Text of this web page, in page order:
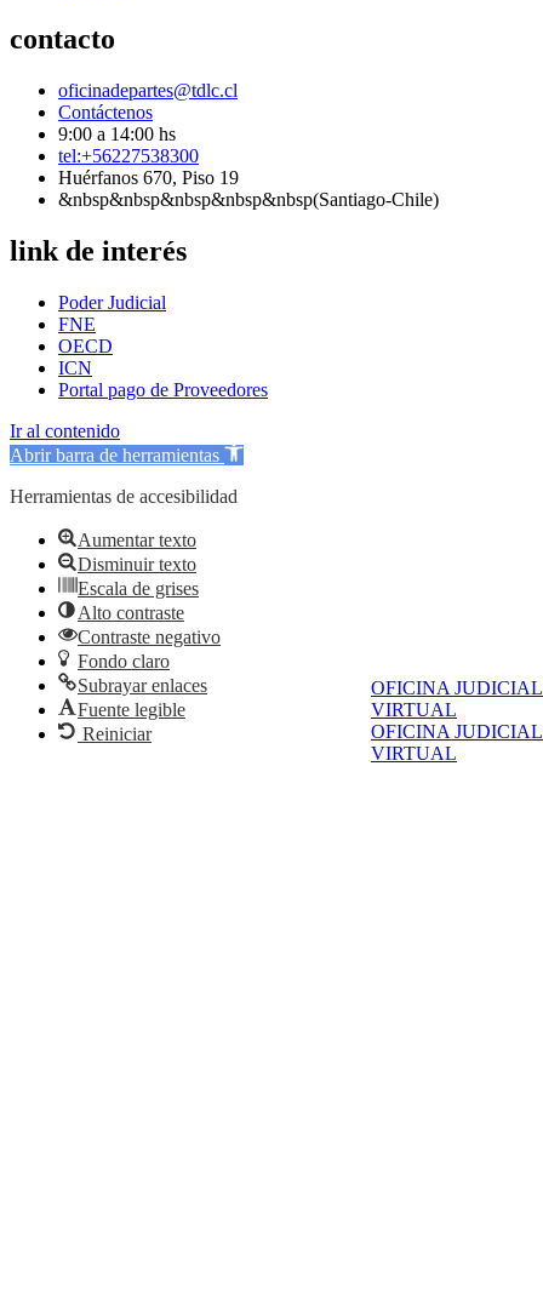
OFICINA JUDICIAL
VIRTUAL
OFICINA JUDICIAL
VIRTUAL
contacto
oficinadepartes@tdlc.cl
Contáctenos
9:00 a 14:00 hs
tel:+56227538300
Huérfanos 670, Piso 19
&nbsp&nbsp&nbsp&nbsp&nbsp(Santiago-Chile)
link de interés
Poder Judicial
FNE
OECD
ICN
Portal pago de Proveedores
Ir al contenido
Abrir barra de herramientas
Herramientas de accesibilidad
Aumentar texto
Disminuir texto
Escala de grises
Alto contraste
Contraste negativo
Fondo claro
Subrayar enlaces
Fuente legible
Reiniciar